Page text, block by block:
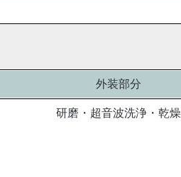
外装部分
研磨・超音波洗浄・乾燥